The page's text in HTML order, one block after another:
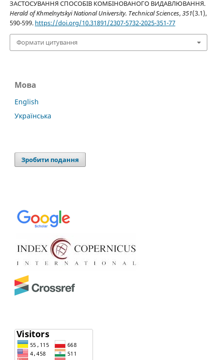
ЗАСТОСУВАННЯ СПОСОБІВ КОМБІНОВАНОГО ВИДАВЛЮВАННЯ.
Herald of Khmelnytskyi National University. Technical Sciences,351(3.1),
590-599. https://doi.org/10.31891/2307-5732-2025-351-77
Формати цитування
Мова
English
Українська
Зробити подання